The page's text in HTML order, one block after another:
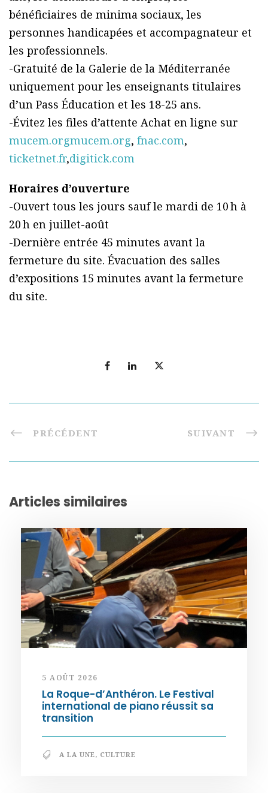
bénéficiaires de minima sociaux, les
personnes handicapées et accompagnateur et
les professionnels.
-Gratuité de la Galerie de la Méditerranée
uniquement pour les enseignants titulaires
d’un Pass Éducation et les 18-25 ans.
-Évitez les files d’attente Achat en ligne sur
mucem.orgmucem.org, fnac.com,
ticketnet.fr,digitick.com
Horaires d’ouverture
-Ouvert tous les jours sauf le mardi de 10 h à
20 h en juillet-août
-Dernière entrée 45 minutes avant la
fermeture du site. Évacuation des salles
d’expositions 15 minutes avant la fermeture
du site.
PRÉCÉDENT SUIVANT
Articles similaires
5 AOÛT 2026
La Roque-d’Anthéron. Le Festival
international de piano réussit sa
transition
A LA UNE, CULTURE